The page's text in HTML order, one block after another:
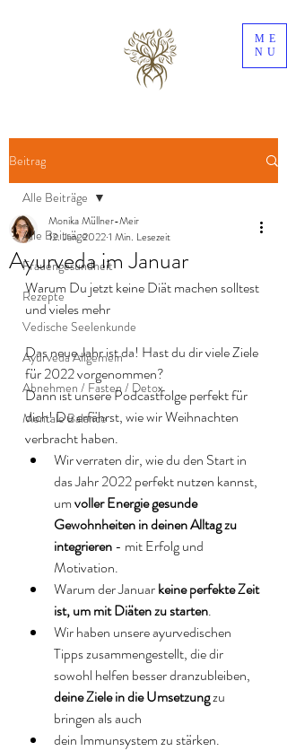
ME
NU
Beitrag
Alle Beiträge
Frauengesundheit
Rezepte
Vedische Seelenkunde
Ayurveda Allgemein
Abnehmen / Fasten / Detox
Mentale Balance
Alle Beiträge
Ayurveda im Januar
Monika Müllner-Meir
12. Jan. 20221 Min. Lesezeit
Warum Du jetzt keine Diät machen solltest
und vieles mehr
Das neue Jahr ist da! Hast du dir viele Ziele
für 2022 vorgenommen?
Dann ist unsere Podcastfolge perfekt für
dich! Du erfährst, wie wir Weihnachten
verbracht haben.
Wir verraten dir, wie du den Start in
das Jahr 2022 perfekt nutzen kannst,
um voller Energie gesunde
Gewohnheiten in deinen Alltag zu
integrieren - mit Erfolg und
Motivation.
Warum der Januar keine perfekte Zeit
ist, um mit Diäten zu starten.
Wir haben unsere ayurvedischen
Tipps zusammengestellt, die dir
sowohl helfen besser dranzubleiben,
deine Ziele in die Umsetzung zu
bringen als auch
dein Immunsystem zu stärken.